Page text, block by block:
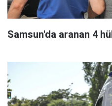
Samsun'da aranan 4